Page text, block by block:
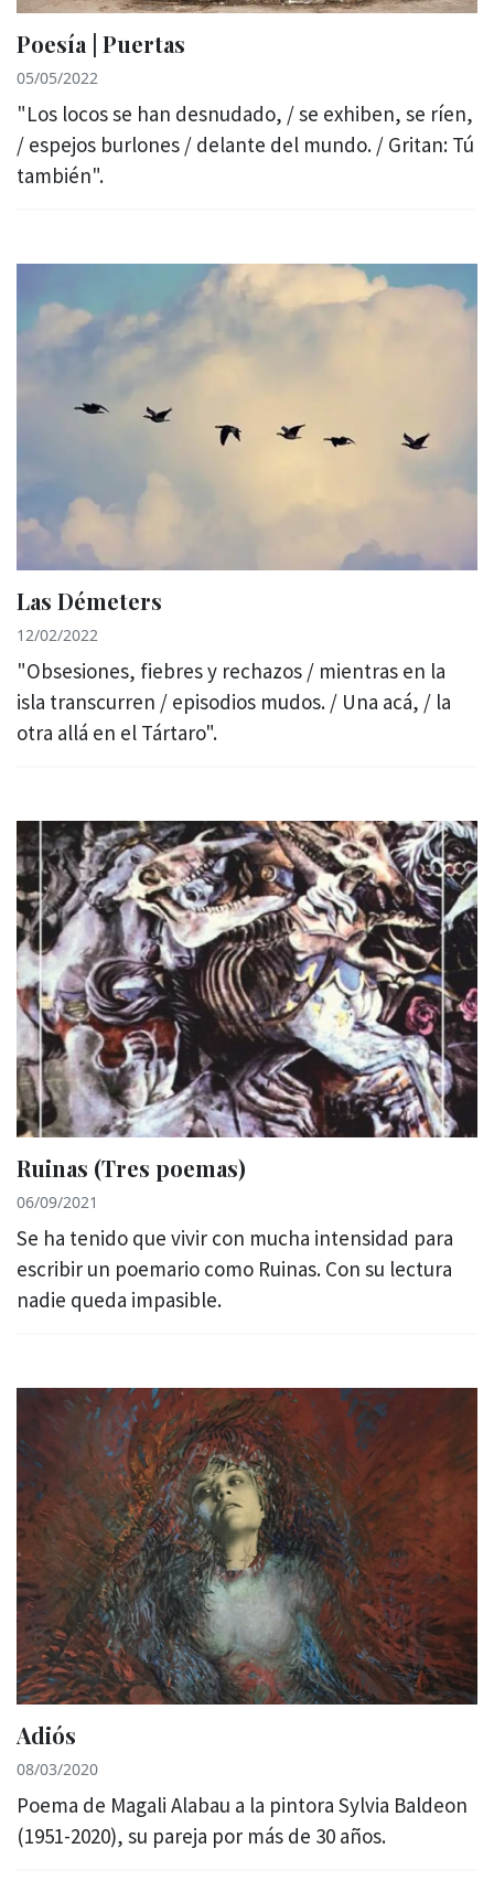
Poesía | Puertas
05/05/2022
"Los locos se han desnudado, / se exhiben, se ríen,
/ espejos burlones / delante del mundo. / Gritan: Tú
también".
Las Démeters
12/02/2022
"Obsesiones, fiebres y rechazos / mientras en la
isla transcurren / episodios mudos. / Una acá, / la
otra allá en el Tártaro".
Ruinas (Tres poemas)
06/09/2021
Se ha tenido que vivir con mucha intensidad para
escribir un poemario como Ruinas. Con su lectura
nadie queda impasible.
Adiós
08/03/2020
Poema de Magali Alabau a la pintora Sylvia Baldeon
(1951-2020), su pareja por más de 30 años.